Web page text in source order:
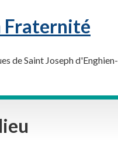
Fraternité
de Saint Joseph